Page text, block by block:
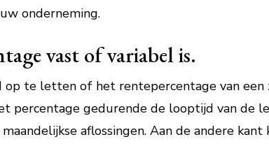
onderneming.
vast of variabel is.
op te letten of het rentepercentage van een
percentage gedurende de looptijd van de
aflossingen. Aan de andere